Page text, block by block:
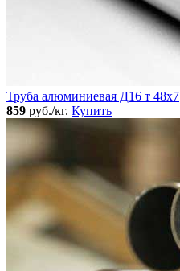
Труба алюминиевая Д16 т 48х7
859 руб./кг. Купить